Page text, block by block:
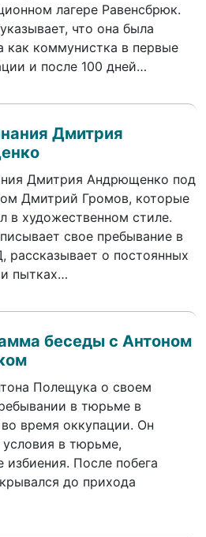
лагере Равенсбрюк.
что она была
как коммунистка в первые
и после 100 дней…
Дмитрия
Дмитрия Андрющенко под
Дмитрий Громов, которые
в художественном стиле.
свое пребывание в
о постоянных
пытках…
беседы с Антоном
Полещука о своем
в тюрьме в
время оккупации. Он
в тюрьме,
избиения. После побега
до прихода